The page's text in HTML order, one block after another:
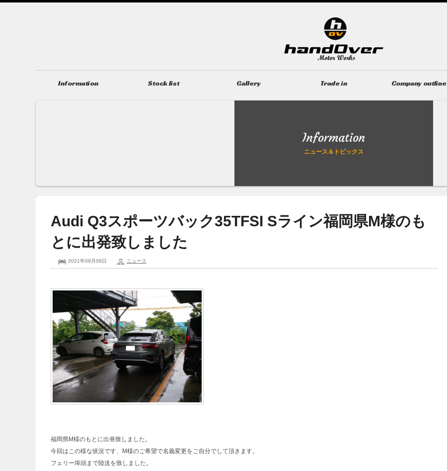
Information Stock list Gallery Trade in Company outline
Information
ニュース＆トピックス
Audi Q3スポーツバック35TFSI Sライン福岡県M様のも
とに出発致しました
2021年09月09日 ニュース
福岡県M様のもとに出発致しました。
今回はこの様な状況です、M様のご希望で名義変更をご自分でして頂きます。
フェリー埠頭まで陸送を致しました。